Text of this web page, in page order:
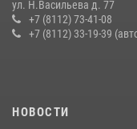
сутки пресекли в
22 июля 2026, 10:19
23 июля 2026, 13:19
ул. Н.Васильева д. 77
+7 (8112) 73-41-08
+7 (8112) 33-19-39
НОВОСТИ